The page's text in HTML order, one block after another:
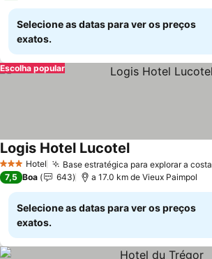
Selecione as datas para ver os preços
exatos.
Escolha popular
3 EstrelasHotel Base estratégica para explorar a costa
Logis Hotel Lucotel
7,5 Boa 643 a 17.0 km de Vieux Paimpol
Selecione as datas para ver os preços
exatos.